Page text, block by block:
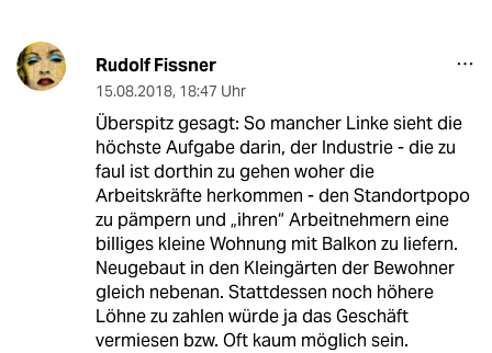
Rudolf Fissner
15.08.2018, 18:47 Uhr
Überspitz gesagt: So mancher Linke sieht die
höchste Aufgabe darin, der Industrie - die zu
faul ist dorthin zu gehen woher die
Arbeitskräfte herkommen - den Standortpopo
zu pämpern und „ihren“ Arbeitnehmern eine
billiges kleine Wohnung mit Balkon zu liefern.
Neugebaut in den Kleingärten der Bewohner
gleich nebenan. Stattdessen noch höhere
Löhne zu zahlen würde ja das Geschäft
vermiesen bzw. Oft kaum möglich sein.